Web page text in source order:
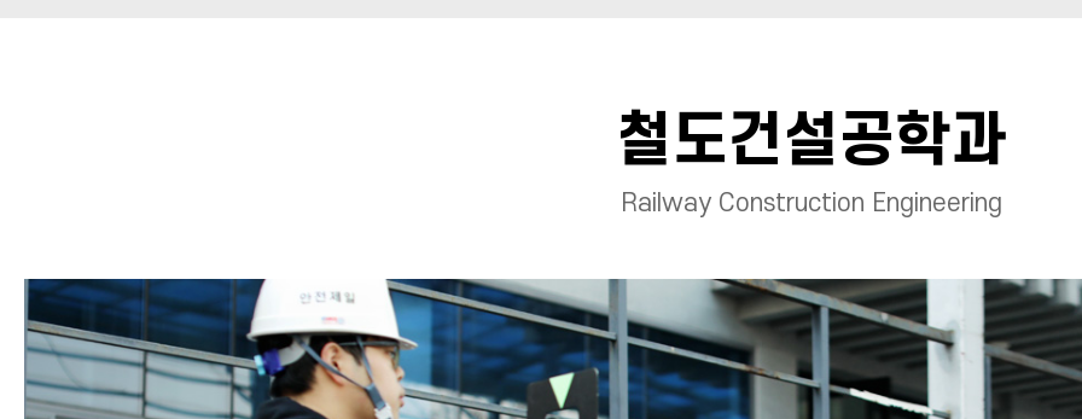
철도건설공학과
Railway Construction Engineering